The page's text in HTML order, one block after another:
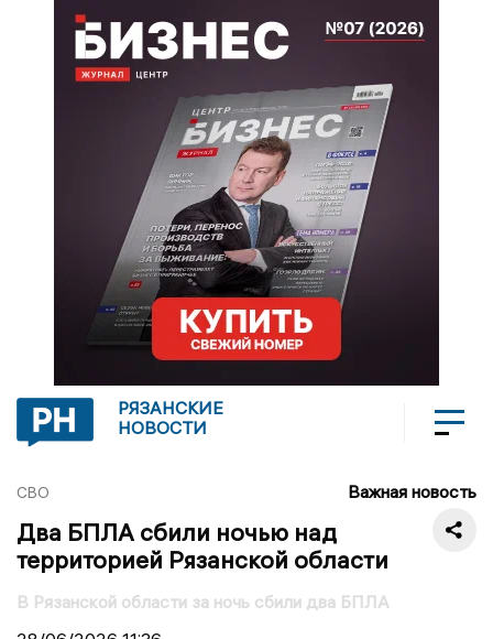
РЯЗАНСКИЕ
НОВОСТИ
СВО Важная новость
Два БПЛА сбили ночью над
территорией Рязанской области
В Рязанской области за ночь сбили два БПЛА